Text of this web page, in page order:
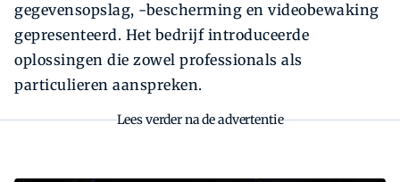
gegevensopslag, -bescherming en videobewaking
gepresenteerd. Het bedrijf introduceerde
oplossingen die zowel professionals als
particulieren aanspreken.
Lees verder na de advertentie